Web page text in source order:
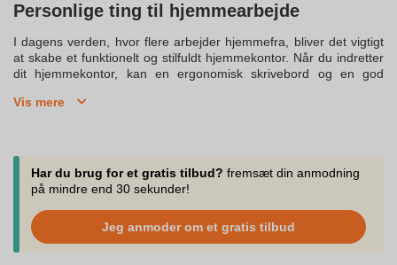
Personlige ting til hjemmearbejde
I dagens verden, hvor flere arbejder hjemmefra, bliver det vigtigt
at skabe et funktionelt og stilfuldt hjemmekontor. Når du indretter
dit hjemmekontor, kan en ergonomisk skrivebord og en god
belysning, der både er funktionelt og dekorative, så du nemt kan
du indretter et hjemmekontor, er det essentielt at tænke på,
hvordan dine ting nemt kan organiseres. Skab en afslappende og
indbydende stemning med forskellige designs, der kan passe til
men også et hjørne, hvor du kan slappe af hjemme. Vælg en
personlig gave, såsom en personlig fotokalender, for at holde styr
på dine dage året rundt.Flytter du hjemmefra, eller har du lige
Vis mere
Har du brug for et gratis tilbud? fremsæt din anmodning
på mindre end 30 sekunder!
Jeg anmoder om et gratis tilbud